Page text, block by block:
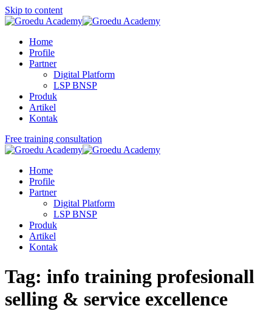
Skip to content
Home
Profile
Partner
Digital Platform
LSP BNSP
Produk
Artikel
Kontak
Free training consultation
Home
Profile
Partner
Digital Platform
LSP BNSP
Produk
Artikel
Kontak
Tag: info training profesionall
selling & service excellence